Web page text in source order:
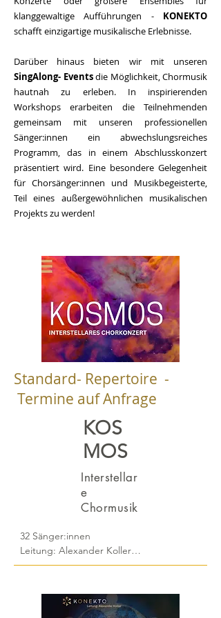
klanggewaltige Aufführungen - KONEKTO
schafft einzigartige musikalische Erlebnisse.
Darüber hinaus bieten wir mit unseren
SingAlong- Eventsdie Möglichkeit, Chormusik
hautnah zu erleben. In inspirierenden
Workshops erarbeiten die Teilnehmenden
gemeinsam mit unseren professionellen
Sänger:innen ein abwechslungsreiches
Programm, das in einem Abschlusskonzert
präsentiert wird. Eine besondere Gelegenheit
für Chorsänger:innen und Musikbegeisterte,
Teil eines außergewöhnlichen musikalischen
Projektszu werden!
Standard- Repertoire -
Termine auf Anfrage
KOS
MOS
Interstellar
e
Chormusik
32 Sänger:innen
Leitung: Alexander Koller
jenseits unserer Erde liegt und die
Weiten des Universums durch Musik